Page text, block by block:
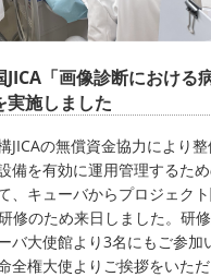
JICA「画像診断における
実施しました
JICAの無償資金協力により
備を有効に運用管理するた
、キューバからプロジェク
修のため来日しました。研
バ大使館より3名にもご参加
全権大使よりご挨拶をいただ